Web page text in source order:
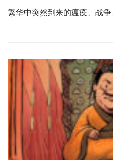
繁华中突然到来的瘟疫、战